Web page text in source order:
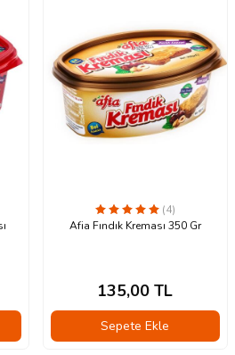
(4)
Afia Fındık Kreması 350 Gr
135,00 TL
Sepete Ekle